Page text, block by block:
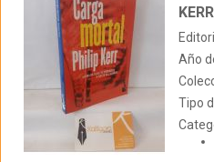
Año
Tipo